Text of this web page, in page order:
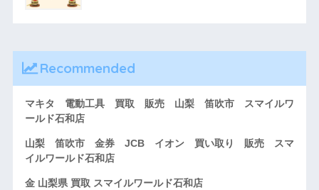
Recommended
マキタ 電動工具 買取 販売 山梨 笛吹市 スマイルワ
ールド石和店
山梨 笛吹市 金券 JCB イオン 買い取り 販売 スマ
イルワールド石和店
金 山梨県 買取 スマイルワールド石和店